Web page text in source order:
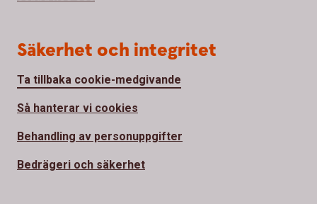
Säkerhet och integritet
Ta tillbaka cookie-medgivande
Så hanterar vi cookies
Behandling av personuppgifter
Bedrägeri och säkerhet